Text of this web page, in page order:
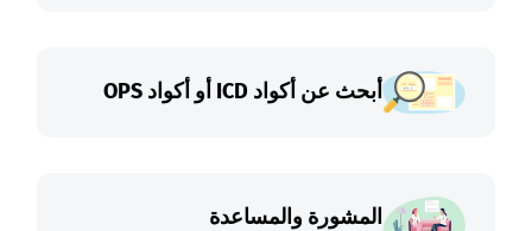
أبحث عن أكواد ICD أو أكواد OPS
المشورة والمساعدة